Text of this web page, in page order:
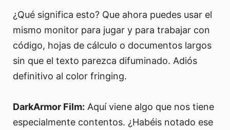
¿Qué significa esto? Que ahora puedes usar el
mismo monitor para jugar y para trabajar con
código, hojas de cálculo o documentos largos
sin que el texto parezca difuminado. Adiós
definitivo al color fringing.
DarkArmor Film: Aquí viene algo que nos tiene
especialmente contentos. ¿Habéis notado ese